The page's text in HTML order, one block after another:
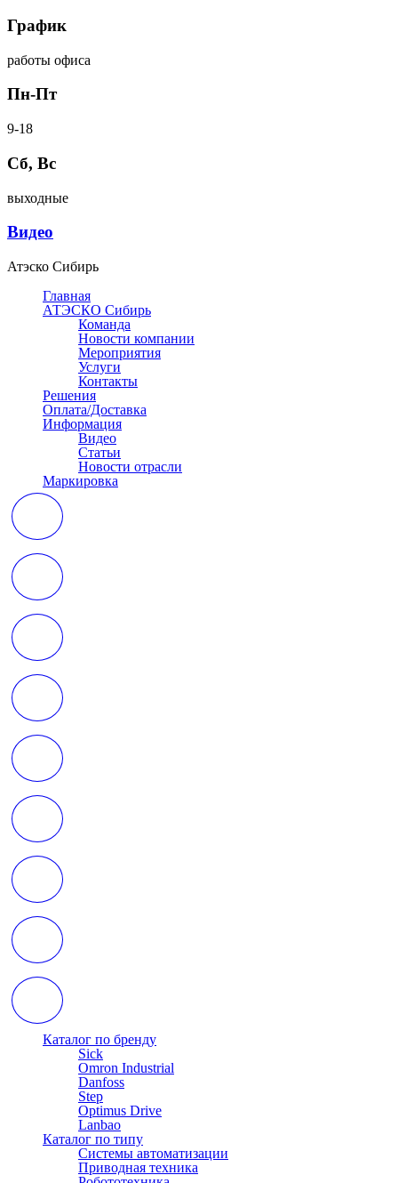
График
работы офиса
Пн-Пт
9-18
Сб, Вс
выходные
Видео
Атэско Сибирь
Главная
АТЭСКО Сибирь
Команда
Новости компании
Мероприятия
Услуги
Контакты
Решения
Оплата/Доставка
Информация
Видео
Статьи
Новости отрасли
Маркировка
Каталог по бренду
Sick
Omron Industrial
Danfoss
Step
Optimus Drive
Lanbao
Каталог по типу
Системы автоматизации
Приводная техника